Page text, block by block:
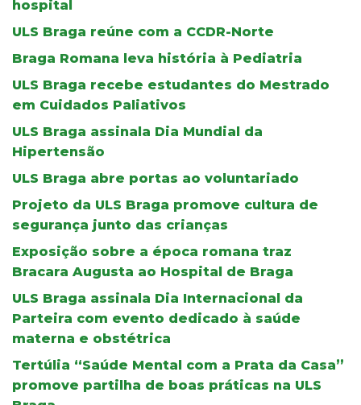
hospital
ULS Braga reúne com a CCDR-Norte
Braga Romana leva história à Pediatria
ULS Braga recebe estudantes do Mestrado
em Cuidados Paliativos
ULS Braga assinala Dia Mundial da
Hipertensão
ULS Braga abre portas ao voluntariado
Projeto da ULS Braga promove cultura de
segurança junto das crianças
Exposição sobre a época romana traz
Bracara Augusta ao Hospital de Braga
ULS Braga assinala Dia Internacional da
Parteira com evento dedicado à saúde
materna e obstétrica
Tertúlia “Saúde Mental com a Prata da Casa”
promove partilha de boas práticas na ULS